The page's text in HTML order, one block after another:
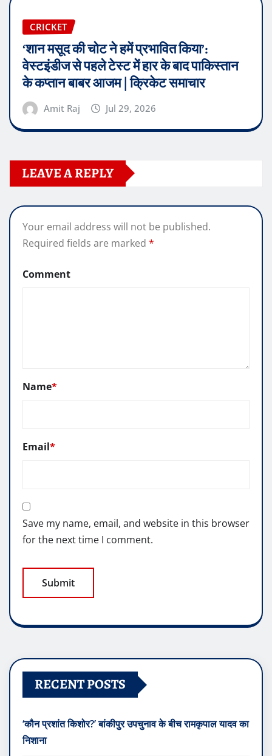
CRICKET
‘शान मसूद की चोट ने हमें प्रभावित किया’:
वेस्टइंडीज से पहले टेस्ट में हार के बाद पाकिस्तान
के कप्तान बाबर आजम | क्रिकेट समाचार
Amit Raj Jul 29, 2026
LEAVE A REPLY
Your email address will not be published.
Required fields are marked *
Comment
Name*
Email*
Save my name, email, and website in this browser
for the next time I comment.
RECENT POSTS
‘कौन प्रशांत किशोर?’ बांकीपुर उपचुनाव के बीच रामकृपाल यादव का
निशाना